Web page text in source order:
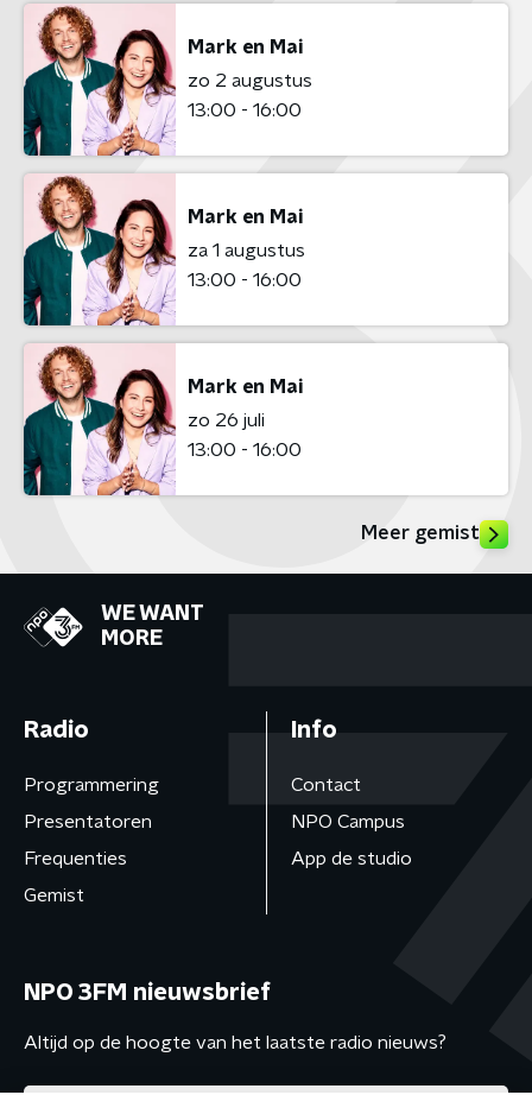
Mark en Mai
zo 2 augustus
13:00 - 16:00
Mark en Mai
za 1 augustus
13:00 - 16:00
Mark en Mai
zo 26 juli
13:00 - 16:00
Meer gemist
WE WANT
MORE
Radio
Programmering
Presentatoren
Frequenties
Gemist
Info
Contact
NPO Campus
App de studio
NPO 3FM nieuwsbrief
Altijd op de hoogte van het laatste radio nieuws?